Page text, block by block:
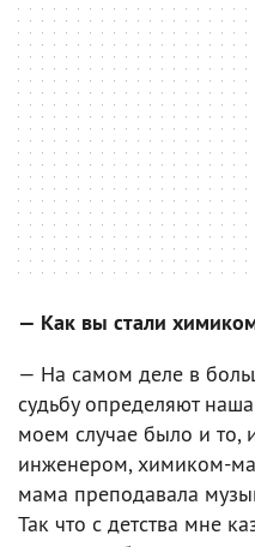
— Как вы стали
— На самом деле в
судьбу определяют
моем случае было и то,
инженером, химиком-
мама преподавала
Так что с детства мне